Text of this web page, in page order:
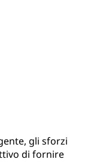
gli sforzi
di fornire